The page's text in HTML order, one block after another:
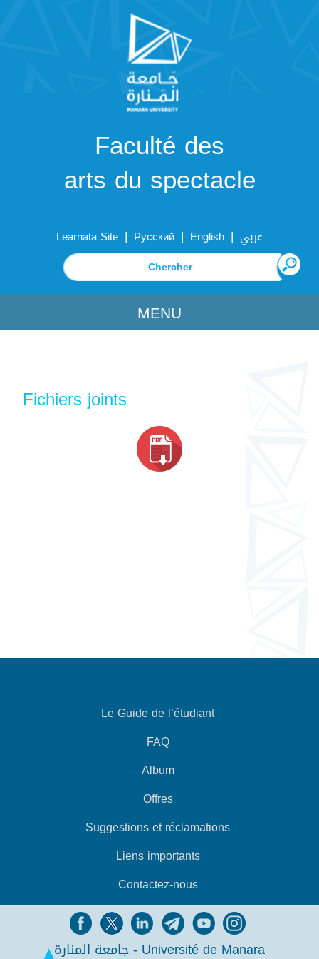
Faculté des
arts du spectacle
Learnata Site | Русский | English | عربي
MENU
Fichiers joints
Le Guide de l’étudiant
FAQ
Album
Offres
Suggestions et réclamations
Liens importants
Contactez-nous
جامعة المنارة - Université de Manara